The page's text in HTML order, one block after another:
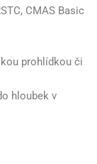
CMAS Basic
prohlídkou či
hloubek v